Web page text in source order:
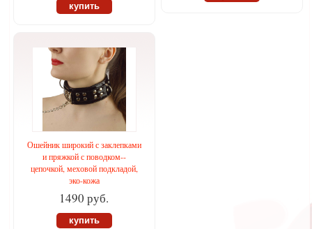
купить
Ошейник широкий с заклепками
и пряжкой с поводком--
цепочкой, меховой подкладой,
эко-кожа
1490 руб.
купить